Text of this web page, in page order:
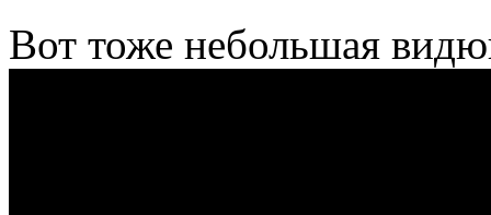
Вот тоже небольшая